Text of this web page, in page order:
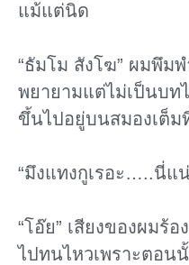
แม้แต่นิด
“ธัมโม สังโฆ” ผมพึม
พยายามแต่ไม่เป็นบท
ขึ้นไปอยู่บนสมองเต็ม
“มึงแทงกูเรอะ…..นี่แ
“โอ๊ย” เสียงของผมร้
ไปทนไหวเพราะตอน